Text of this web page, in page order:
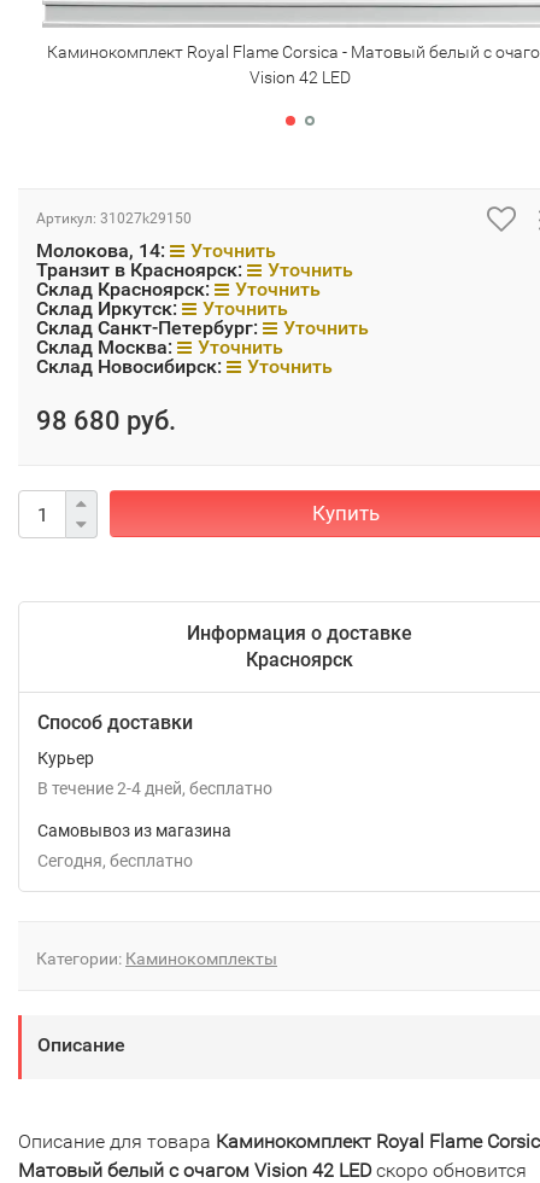
Каминокомплект Royal Flame Corsica - Матовый белый с
Vision 42 LED
Артикул: 31027k29150
Молокова, 14:
Уточнить
Транзит в Красноярск:
Уточнить
Склад Красноярск:
Уточнить
Склад Иркутск:
Уточнить
Склад Санкт-Петербург:
Уточнить
Склад Москва:
Уточнить
Склад Новосибирск:
Уточнить
98 680 руб.
Купить
Информация о доставке
Красноярск
Способ доставки
Курьер
В течение2-4 дней Бесплатно
Самовывоз из магазина
Сегодня
Бесплатно
Категории: Каминокомплекты
Описание
Описание для товара Каминокомплект Royal Flame
Матовый белый с очагом Vision 42 LEDскоро обновится